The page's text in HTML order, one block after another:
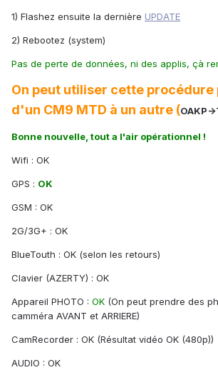
1) Flashez ensuite la dernière UPDATE
2) Rebootez (system)
Pas de perte de données, ni des applis, çà
On peut utiliser cette procédure
d'un CM9 MTD à un autre (OAKP->
Bonne nouvelle, tout a l'air opérationnel !
Wifi : OK
GPS : OK
GSM : OK
2G/3G+ : OK
BlueTouth : OK (selon les retours)
Clavier (AZERTY) : OK
Appareil PHOTO : OK (On peut prendre des
camméra AVANT et ARRIERE)
CamRecorder : OK (Résultat vidéo OK (480p))
AUDIO : OK